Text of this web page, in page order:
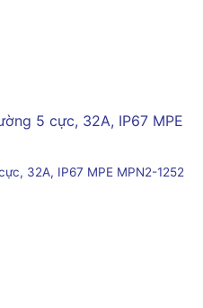
32A, IP67 MPE MPN2-1252